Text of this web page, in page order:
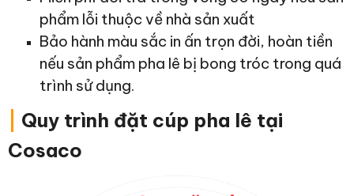
phẩm lỗi thuộc về nhà sản xuất
Bảo hành màu sắc in ấn trọn đời, hoàn tiền
nếu sản phẩm pha lê bị bong tróc trong quá
trình sử dụng.
Quy trình đặt cúp pha lê tại
Cosaco